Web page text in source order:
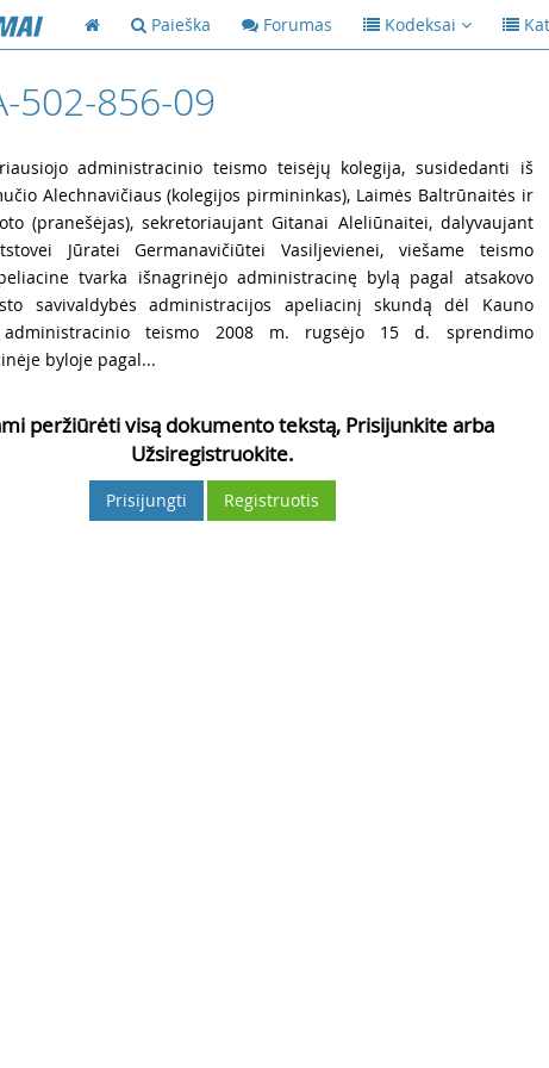
Paieška Forumas Kodeksai
502-856-09
administracinio teismo teisėjų kolegija, susidedanti iš
Alechnavičiaus (kolegijos pirmininkas), Laimės Baltrūnaitės ir
(pranešėjas), sekretoriaujant Gitanai Aleliūnaitei, dalyvaujant
Jūratei Germanavičiūtei Vasiljevienei, viešame teismo
tvarka išnagrinėjo administracinę bylą pagal atsakovo
savivaldybės administracijos apeliacinį skundą dėl Kauno
administracinio teismo 2008 m. rugsėjo 15 d. sprendimo
byloje pagal...
peržiūrėti visą dokumento tekstą, Prisijunkite arba
Užsiregistruokite.
Prisijungti Registruotis